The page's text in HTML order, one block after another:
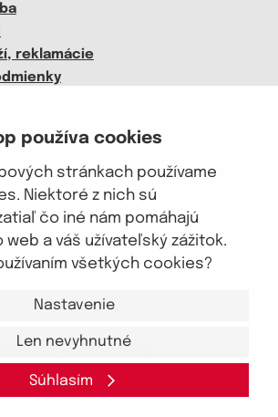
používa cookies
stránkach používame
Niektoré z nich sú
čo iné nám pomáhajú
a váš užívateľský zážitok.
všetkých cookies?
Nastavenie
Len nevyhnutné
Súhlasím
reklamácie
fanúšikom
obchod
podmienky GDPR Mapa stránok
eKAPO KLUB
€4 na prvý nákup nad €40
spracovania osobných údajov